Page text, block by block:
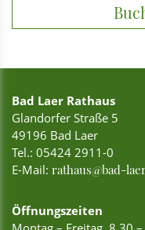
Bad Laer Rathaus
Glandorfer Straße 5
49196 Bad Laer
Tel.: 05424 2911-0
E-Mail: rathaus@bad-
Öffnungszeiten